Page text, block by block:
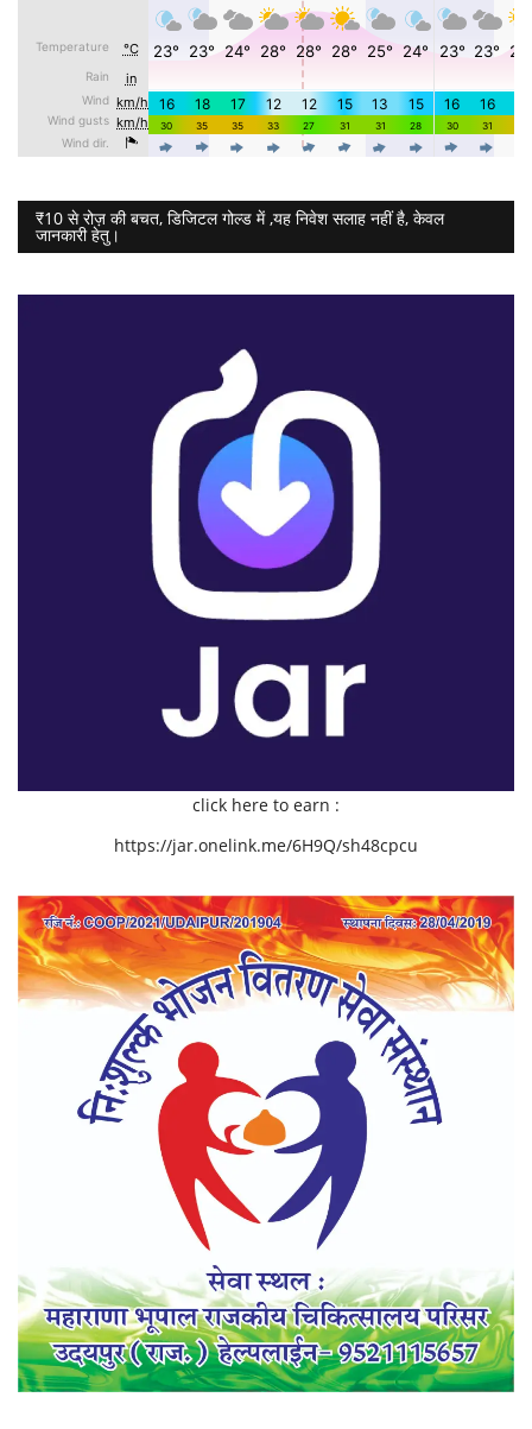
₹10 से रोज़ की बचत, डिजिटल गोल्ड में ,यह निवेश सलाह नहीं है, केवल
जानकारी हेतु।
click here to earn :
https://jar.onelink.me/6H9Q/sh48cpcu